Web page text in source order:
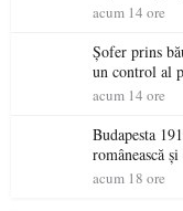
acum 14 ore
Șofer prins
un control al
acum 14 ore
Budapesta
românească
militare ale
acum 18 ore